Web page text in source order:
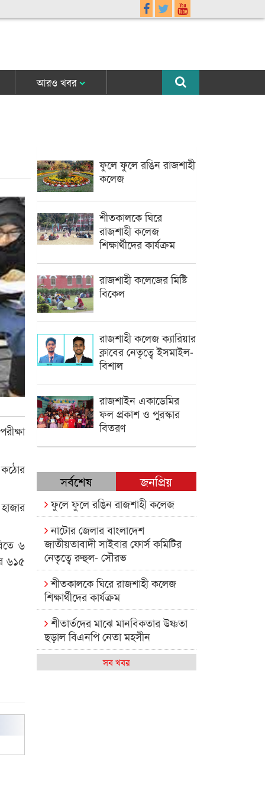
আরও খবর
কঠোর
৬
৬১৫
ফুলে ফুলে রঙিন রাজশাহী
কলেজ
শীতকালকে ঘিরে
রাজশাহী কলেজ
শিক্ষার্থীদের কার্যক্রম
রাজশাহী কলেজের মিষ্টি
বিকেল
রাজশাহী কলেজ ক্যারিয়ার
ক্লাবের নেতৃত্বে ইসমাইল-
বিশাল
রাজশাইন একাডেমির
ফল প্রকাশ ও পুরস্কার
বিতরণ
সর্বশেষ জনপ্রিয়
ফুলে ফুলে রঙিন রাজশাহী কলেজ
নাটোর জেলার বাংলাদেশ
জাতীয়তাবাদী সাইবার ফোর্স কমিটির
নেতৃত্বে রুহুল- সৌরভ
শীতকালকে ঘিরে রাজশাহী কলেজ
শিক্ষার্থীদের কার্যক্রম
শীতার্তদের মাঝে মানবিকতার উষ্ণতা
ছড়াল বিএনপি নেতা মহসীন
রাজশাহী কলেজের মিষ্টি বিকেল
সব খবর